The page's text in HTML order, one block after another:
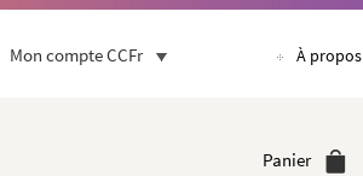
Mon compte CCFr À propos
Panier